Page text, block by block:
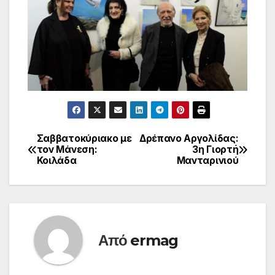
Πλοήγηση
άρθρων
Δρέπανο Αργολίδας:
3η Γιορτή
Μανταρινιού
Σαββατοκύριακο με
τον Μάνεση:
Κοιλάδα
Από ermag